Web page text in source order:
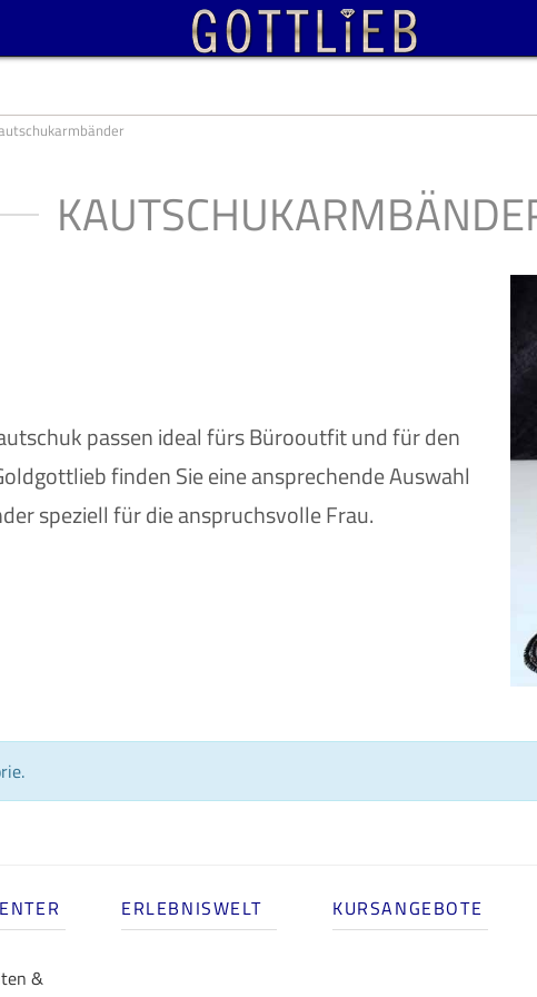
passen ideal fürs Bürooutfit und für den
finden Sie eine ansprechende Auswahl
speziell für die anspruchsvolle Frau.
&
ERLEBNISWELT KURSANGEBOTE